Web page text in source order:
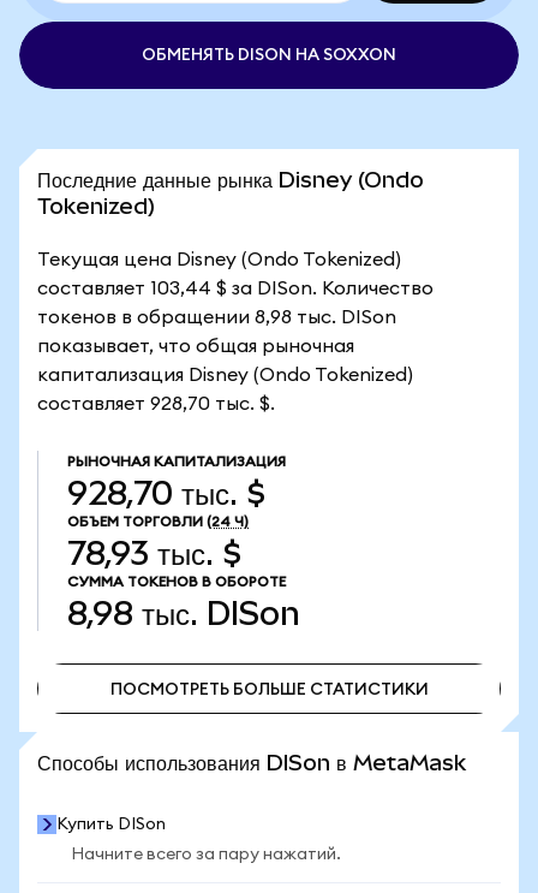
ОБМЕНЯТЬ DISON НА SOXXON
Последние данные рынка Disney (Ondo
Tokenized)
Текущая цена Disney (Ondo Tokenized)
составляет 103,44 $ за DISon. Количество
токенов в обращении 8,98 тыс. DISon
показывает, что общая рыночная
капитализация Disney (Ondo Tokenized)
составляет 928,70 тыс. $.
РЫНОЧНАЯ КАПИТАЛИЗАЦИЯ
928,70 тыс. $
ОБЪЕМ ТОРГОВЛИ (24 Ч)
78,93 тыс. $
СУММА ТОКЕНОВ В ОБОРОТЕ
8,98 тыс. DISon
ПОСМОТРЕТЬ БОЛЬШЕ СТАТИСТИКИ
Способы использования DISon в MetaMask
Купить DISon
Начните всего за пару нажатий.